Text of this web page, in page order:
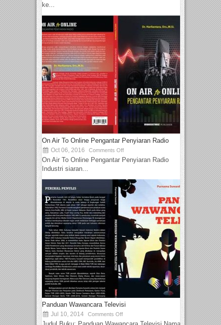
ke...
On Air To Online Pengantar Penyiaran Radio
Oct 06, 2016 Comments Off
On Air To Online Pengantar Penyiaran Radio
Industri siaran...
Panduan Wawancara Televisi
Jul 10, 2014 Comments Off